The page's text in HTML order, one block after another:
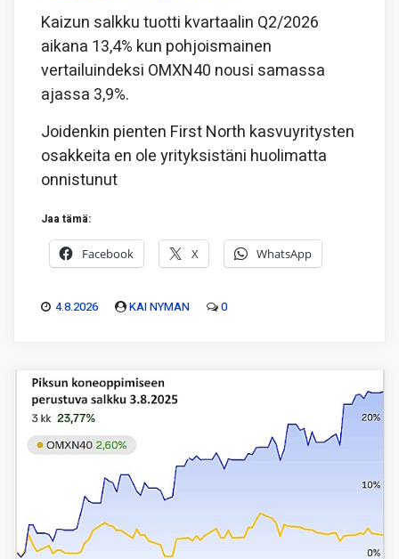
Kaizun salkku tuotti kvartaalin Q2/2026
aikana 13,4% kun pohjoismainen
vertailuindeksi OMXN40 nousi samassa
ajassa 3,9%.
Joidenkin pienten First North kasvuyritysten
osakkeita en ole yrityksistäni huolimatta
onnistunut
Jaa tämä:
Facebook X WhatsApp
4.8.2026 KAI NYMAN 0